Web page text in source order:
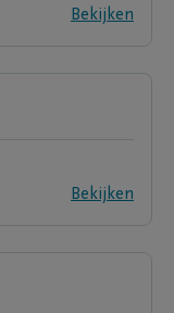
Bekijken
Bekijken